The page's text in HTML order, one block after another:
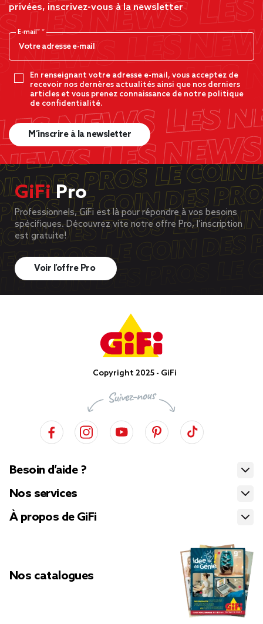
privées, inscrivez-vous à la newsletter
E-mail*
En renseignant votre adresse e-mail, vous acceptez de
recevoir nos dernères actualités ainsi que nos derniers
articles et vous prenez connaissance de notre politique
de confidentialité.
M’inscrire à la newsletter
GiFiPro
Professionnels, GiFi est là pour répondre à vos besoins
spécifiques. Découvrez vite notre offre Pro, l’inscription
est gratuite!
Voir l’offre Pro
Copyright 2025 - GiFi
Besoin d’aide ?
Nos services
À propos de GiFi
Nos catalogues